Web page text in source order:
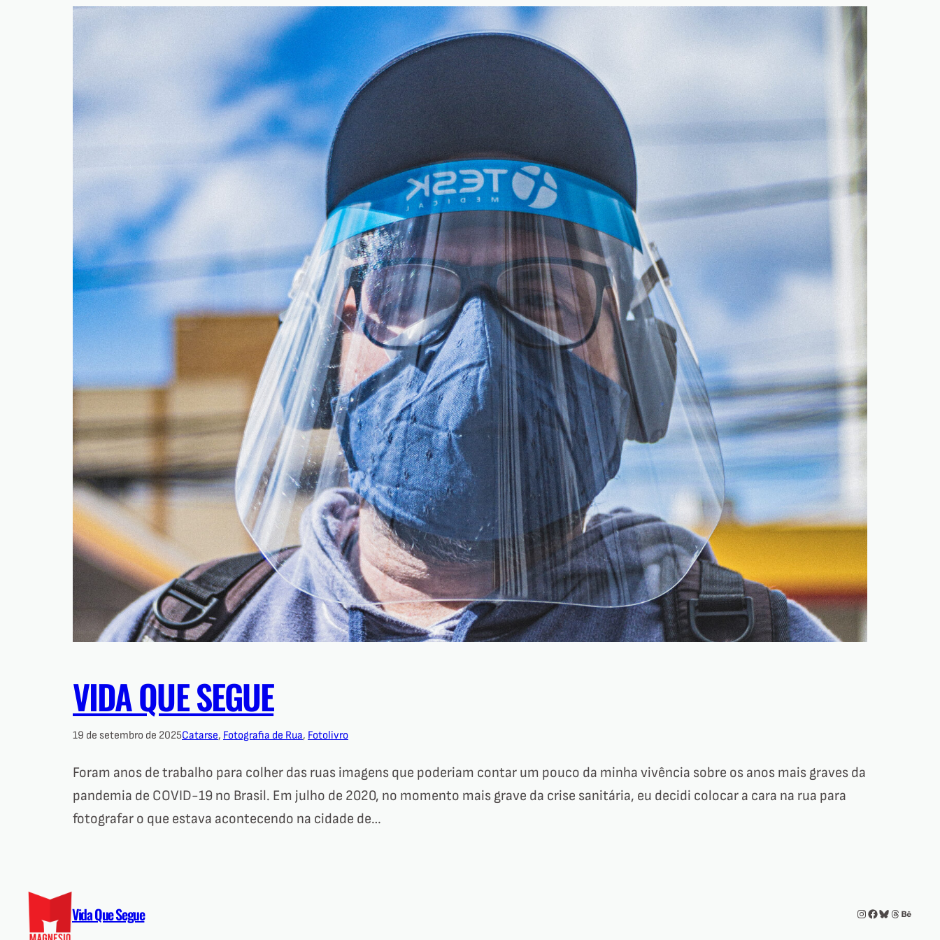
VIDA QUE SEGUE
19 de setembro de 2025Catarse, Fotografia de Rua, Fotolivro
Foram anos de trabalho para colher das ruas imagens que poderiam contar um pouco da minha vivência sobre os anos mais graves da
pandemia de COVID-19 no Brasil. Em julho de 2020, no momento mais grave da crise sanitária, eu decidi colocar a cara na rua para
fotografar o que estava acontecendo na cidade de…
Vida Que Segue Instagram
Facebook
Bluesky
Threads
Behance